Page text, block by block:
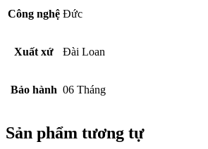
Công nghệ Đức
Xuất xứ Đài Loan
Bảo hành 06 Tháng
Sản phẩm tương tự